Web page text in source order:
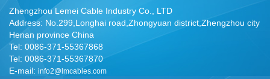
Zhengzhou Lemei Cable Industry Co., LTD
Address: No.299,Longhai road,Zhongyuan district,Zhengzhou city
Henan province China
Tel: 0086-371-55367868
Tel: 0086-371-55367870
E-mail: info2@lmcables.com